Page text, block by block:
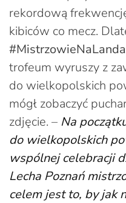
rekordową
kibiców co mecz.
trofeum wyruszy z
do wielkopolskich
mógł zobaczyć
zdjęcie. – Na
do wielkopolskich
wspólnej celebracji
Lecha Poznań
celem jest to, by jak